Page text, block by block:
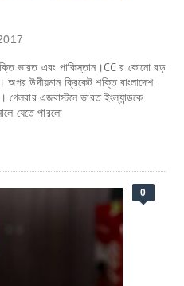
ভারত এবং পাকিস্তান।CC র কোনো বড়
অপর উদীয়মান ক্রিকেট শক্তি বাংলাদেশ
গেলবার এজবাস্টনে ভারত ইংল্যান্ডকে
যেতে পারলো
0